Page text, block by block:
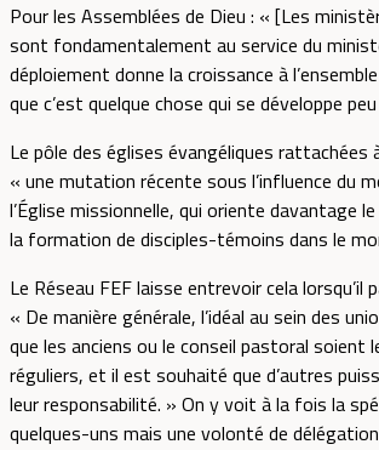
Pour les Assemblées de Dieu : « [Les
sont fondamentalement au service du
déploiement donne la croissance à
que c’est quelque chose qui se développe
Le pôle des églises évangéliques rattachées
« une mutation récente sous l’influence du
l’Église missionnelle, qui oriente davantage
la formation de disciples-témoins dans le
Le Réseau FEF laisse entrevoir cela lorsqu’il
« De manière générale, l’idéal au sein des
que les anciens ou le conseil pastoral soient
réguliers, et il est souhaité que d’autres
leur responsabilité. » On y voit à la fois la
quelques-uns mais une volonté de